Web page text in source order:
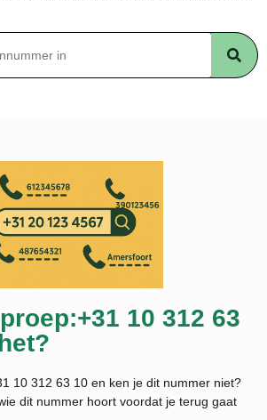
10 312 63
10 312 63 10 en ken je dit nummer niet?
dit nummer hoort voordat je terug gaat